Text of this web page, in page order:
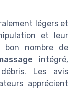
légers et
et leur
bon nombre de
intégré,
Les avis
apprécient